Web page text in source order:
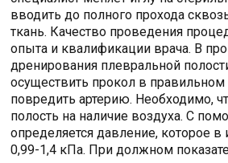
вводить до полного прохода
ткань. Качество проведения
опыта и квалификации врача. В
дренирования плевральной
осуществить прокол в
повредить артерию. Необходимо,
полость на наличие воздуха. С
определяется давление, которое в
0,99-1,4 кПа. При должном